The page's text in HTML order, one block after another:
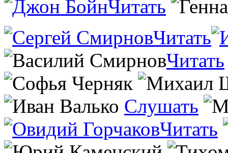
Читать
Читать
Читать
Слушать
Читать